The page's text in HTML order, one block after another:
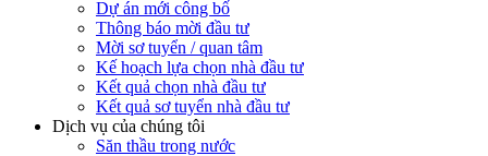
Dự án mới công bố
Thông báo mời đầu tư
Mời sơ tuyển / quan tâm
Kế hoạch lựa chọn nhà đầu tư
Kết quả chọn nhà đầu tư
Kết quả sơ tuyển nhà đầu tư
Dịch vụ của chúng tôi
Săn thầu trong nước